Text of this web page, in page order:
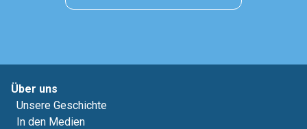
Über uns
Unsere Geschichte
In den Medien